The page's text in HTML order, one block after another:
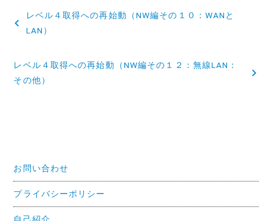
稿
ビ
ョ
ン
レベル４取得への再始動（NW編その１０：WANと
LAN）
レベル４取得への再始動（NW編その１２：無線LAN：
その他）
お問い合わせ
プライバシーポリシー